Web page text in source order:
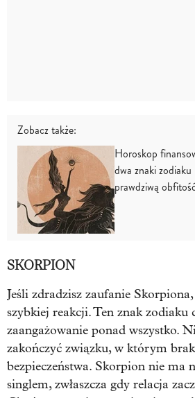
Zobacz także:
Horoskop
dwa znaki
prawdziwą
SKORPION
Jeśli zdradzisz zaufanie
szybkiej reakcji. Ten znak zodiaku
zaangażowanie ponad wszystko.
zakończyć związku, w którym
bezpieczeństwa. Skorpion nie ma
singlem, zwłaszcza gdy relacja